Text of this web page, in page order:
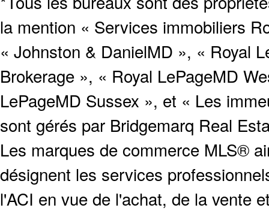
la mention « Services immobiliers
« Johnston & DanielMD », « Royal
Brokerage », « Royal LePageMD
LePageMD Sussex », et « Les
sont gérés par Bridgemarq Real
Les marques de commerce MLS®
désignent les services
l'ACI en vue de l'achat, de la vente